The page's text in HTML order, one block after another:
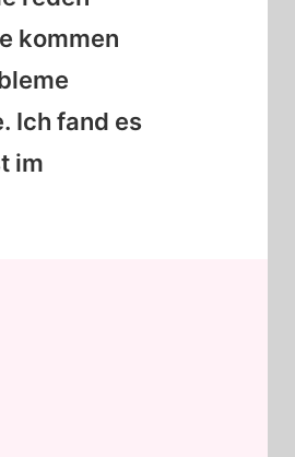
kommen
Ich fand es
im